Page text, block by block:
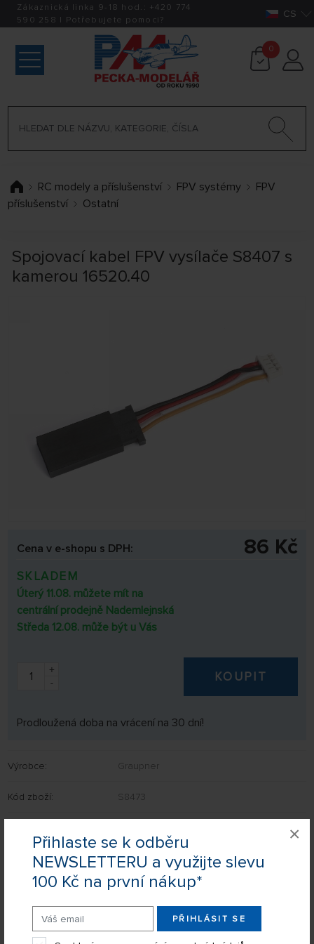
Přihlaste se k odběru
NEWSLETTERU a využijte slevu
100 Kč na první nákup*
PŘIHLÁSIT SE
×
Zákaznická linka 9-18 hod.: +420 774
590 258 | Potřebujete pomoci? CS
0
RC modely a příslušenství FPV systémy
FPV
příslušenství
Ostatní
Spojovací kabel FPV vysílače S8407 s
kamerou 16520.40
Cena v e-shopu s DPH: 86 Kč
SKLADEM
Úterý 11.08. můžete mít na
centrální prodejně Nademlejnská
Středa 12.08. může být u Vás
+
-
KOUPIT
Prodloužená doba na vrácení na 30 dní!
Výrobce: Graupner
Kód zboží: S8473
Napište nám Váš dotaz a my Vás s odpovědí kontaktujeme.